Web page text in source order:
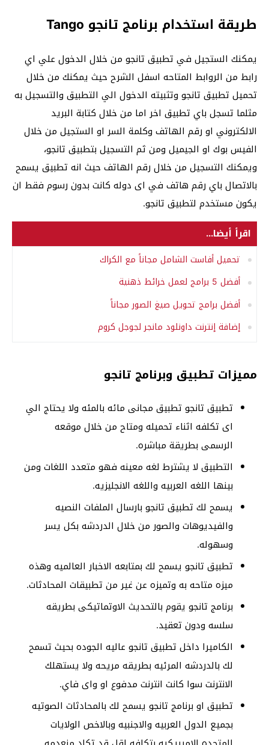
طريقة استخدام برنامج تانجو Tango
يمكنك الستجيل في تطبيق تانجو من خلال الدخول علي اي
رابط من الروابط المتاحه اسفل الشرح حيث يمكنك من خلال
تحميل تطبيق تانجو وتثبيته الدخول الي التطبيق والتسجيل به
مثلما تسجل باي تطبيق اخر اما من خلال كتابة البريد
الالكتروني او رقم الهاتف وكلمة السر او الستجيل من خلال
الفيس بوك او الجيميل ومن ثم التسجيل بتطبيق تانجو،
ويمكنك التسجيل من خلال رقم الهاتف حيث انه تطبيق يسمح
بالاتصال باي رقم هاتف في اى دوله كانت بدون رسوم فقط ان
يكون مستخدم لتطبيق تانجو.
اقرأ أيضا...
تحميل أفاست الشامل مجاناً مع الكراك
أفضل 5 برامج لعمل خرائط ذهنية
أفضل برامج تحويل صيغ الصور مجاناً
إضافة إنترنت داونلود مانجر لجوجل كروم
مميزات تطبيق وبرنامج تانجو
تطبيق تانجو تطبيق مجانى مائه بالمئه ولا يحتاج الي
اى تكلفه اثناء تحميله ومتاح من خلال موقعه
الرسمى بطريقة مباشره.
التطبيق لا يشترط لغه معينه فهو متعدد اللغات ومن
بينها اللغه العربيه واللغه الانجليزيه.
يسمح لك تطبيق تانجو بارسال الملفات النصيه
والفيديوهات والصور من خلال الدردشه بكل يسر
وسهوله.
تطبيق تانجو يسمح لك بمتابعه الاخبار العالميه وهذه
ميزه متاحه به وتميزه عن غير من تطبيقات المحادثات.
برنامج تانجو يقوم بالتحديث الاوتماتيكى بطريقه
سلسه ودون تعقيد.
الكاميرا داخل تطبيق تانجو عاليه الجوده بحيث تسمح
لك بالدردشه المرئيه بطريقه مريحه ولا يستهلك
الانترنت سوا كانت انترنت مدفوع او واى فاي.
تطبيق او برنامج تانجو يسمح لك بالمحادثات الصوتيه
بجميع الدول العربيه والاجنبيه وبالاخص الولايات